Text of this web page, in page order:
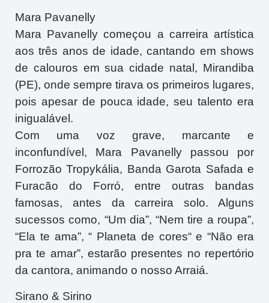
Mara Pavanelly
Mara Pavanelly começou a carreira artística
aos três anos de idade, cantando em shows
de calouros em sua cidade natal, Mirandiba
(PE), onde sempre tirava os primeiros lugares,
pois apesar de pouca idade, seu talento era
inigualável.
Com uma voz grave, marcante e
inconfundível, Mara Pavanelly passou por
Forrozão Tropykália, Banda Garota Safada e
Furacão do Forró, entre outras bandas
famosas, antes da carreira solo. Alguns
sucessos como, “Um dia”, “Nem tire a roupa”,
“Ela te ama”, “ Planeta de cores“ e “Não era
pra te amar”, estarão presentes no repertório
da cantora, animando o nosso Arraiá.
Sirano & Sirino